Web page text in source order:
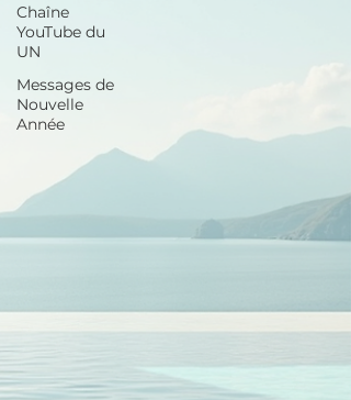
Chaîne
YouTube du
UN
Messages de
Nouvelle
Année